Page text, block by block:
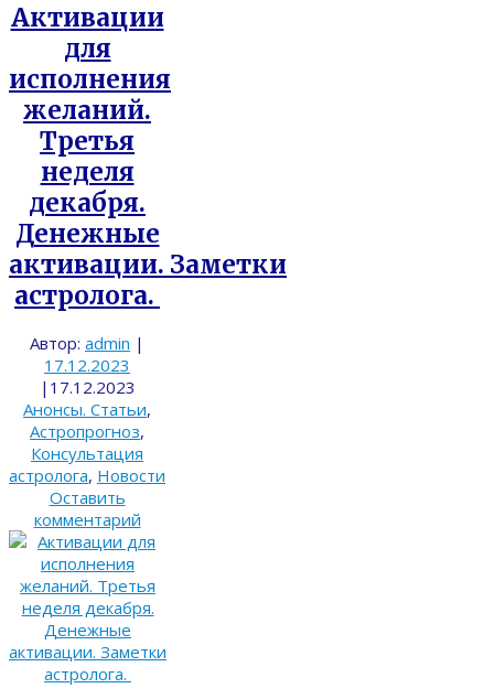
Активации
для
исполнения
желаний.
Третья
неделя
декабря.
Денежные
активации. Заметки
астролога.
Автор: admin |
17.12.2023
| 17.12.2023
Анонсы. Статьи,
Астропрогноз,
Консультация
астролога, Новости
Оставить
комментарий